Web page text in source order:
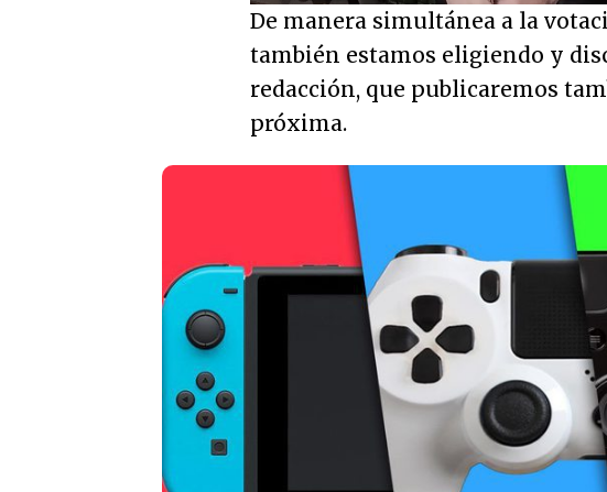
De manera simultánea a la
también estamos eligiendo y
redacción, que publicaremos
próxima.